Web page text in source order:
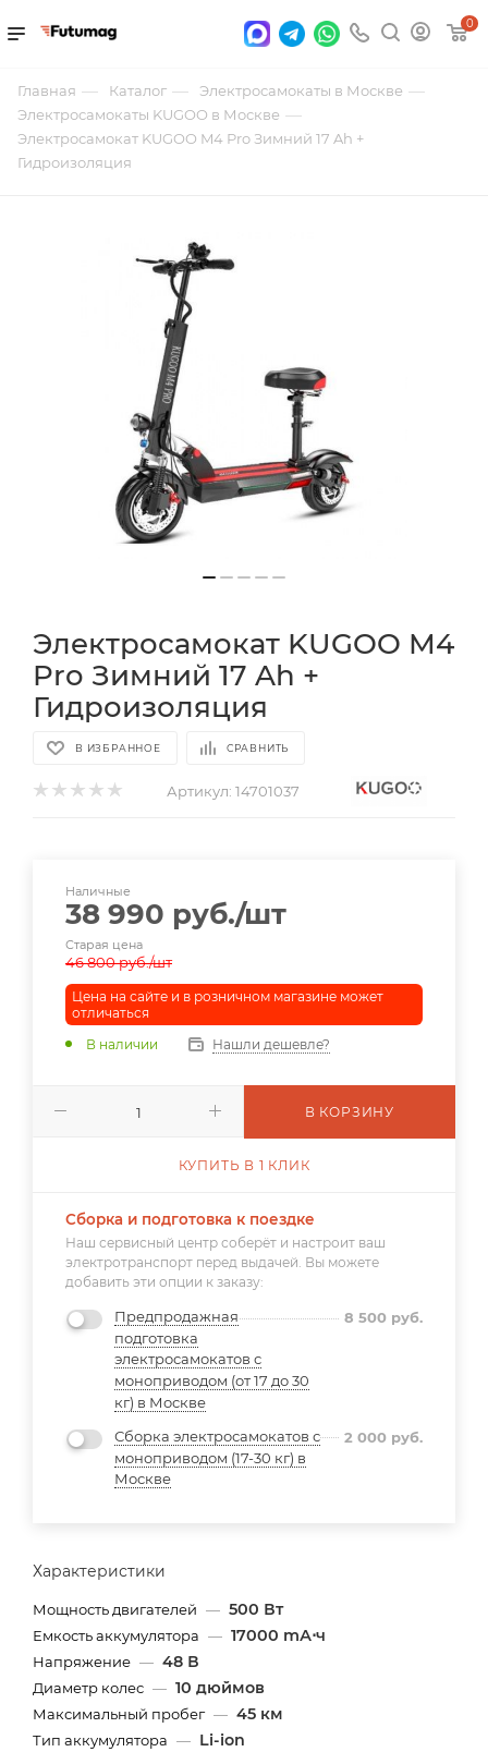
0
Главная — Каталог — Электросамокаты в Москве —
Электросамокаты KUGOO в Москве —
Электросамокат KUGOO M4 Pro Зимний 17 Ah +
Гидроизоляция
Электросамокат KUGOO M4
Pro Зимний 17 Ah +
Гидроизоляция
В ИЗБРАННОЕ СРАВНИТЬ
Артикул: 14701037
Характеристики
Мощность двигателей — 500 Вт
Емкость аккумулятора — 17000 mА⋅ч
Напряжение — 48 В
Диаметр колес — 10 дюймов
Максимальный пробег — 45 км
Тип аккумулятора — Li-ion
Наличные
38 990 руб./шт
Старая цена
46 800руб./шт
Цена на сайте и в розничном магазине может
отличаться
В наличии
Нашли дешевле?
В КОРЗИНУ
КУПИТЬ В 1 КЛИК
Сборка и подготовка к поездке
Наш сервисный центр соберёт и настроит ваш
электротранспорт перед выдачей. Вы можете
добавить эти опции к заказу:
Предпродажная
подготовка
электросамокатов с
моноприводом (от 17 до 30
кг) в Москве
8 500 руб.
Сборка электросамокатов с
моноприводом (17-30 кг) в
Москве
2 000 руб.